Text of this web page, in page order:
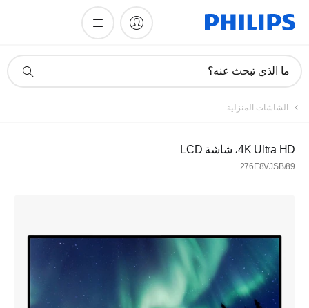
دعم
ما الذي تبحث عنه؟
تسجيل
الشاشات المنزلية
4K Ultra HD، شاشة LCD
276E8VJSB/89